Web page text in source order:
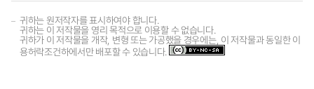
귀하는 원저작자를 표시하여야 합니다.
귀하는 이 저작물을 영리 목적으로 이용할 수 없습니다.
귀하가 이 저작물을 개작, 변형 또는 가공했을 경우에는, 이 저작물과 동일한 이
용허락조건하에서만 배포할 수 있습니다.